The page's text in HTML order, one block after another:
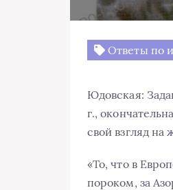
Ответы по
Юдовская:
г.,
свой взгляд на
«То, что в
пороком, за